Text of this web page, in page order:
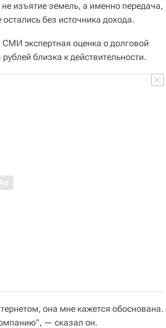
изъятие земель, а именно передача,
без источника дохода.
экспертная оценка о долговой
близка к действительности.
она мне кажется обоснована.
— сказал он.